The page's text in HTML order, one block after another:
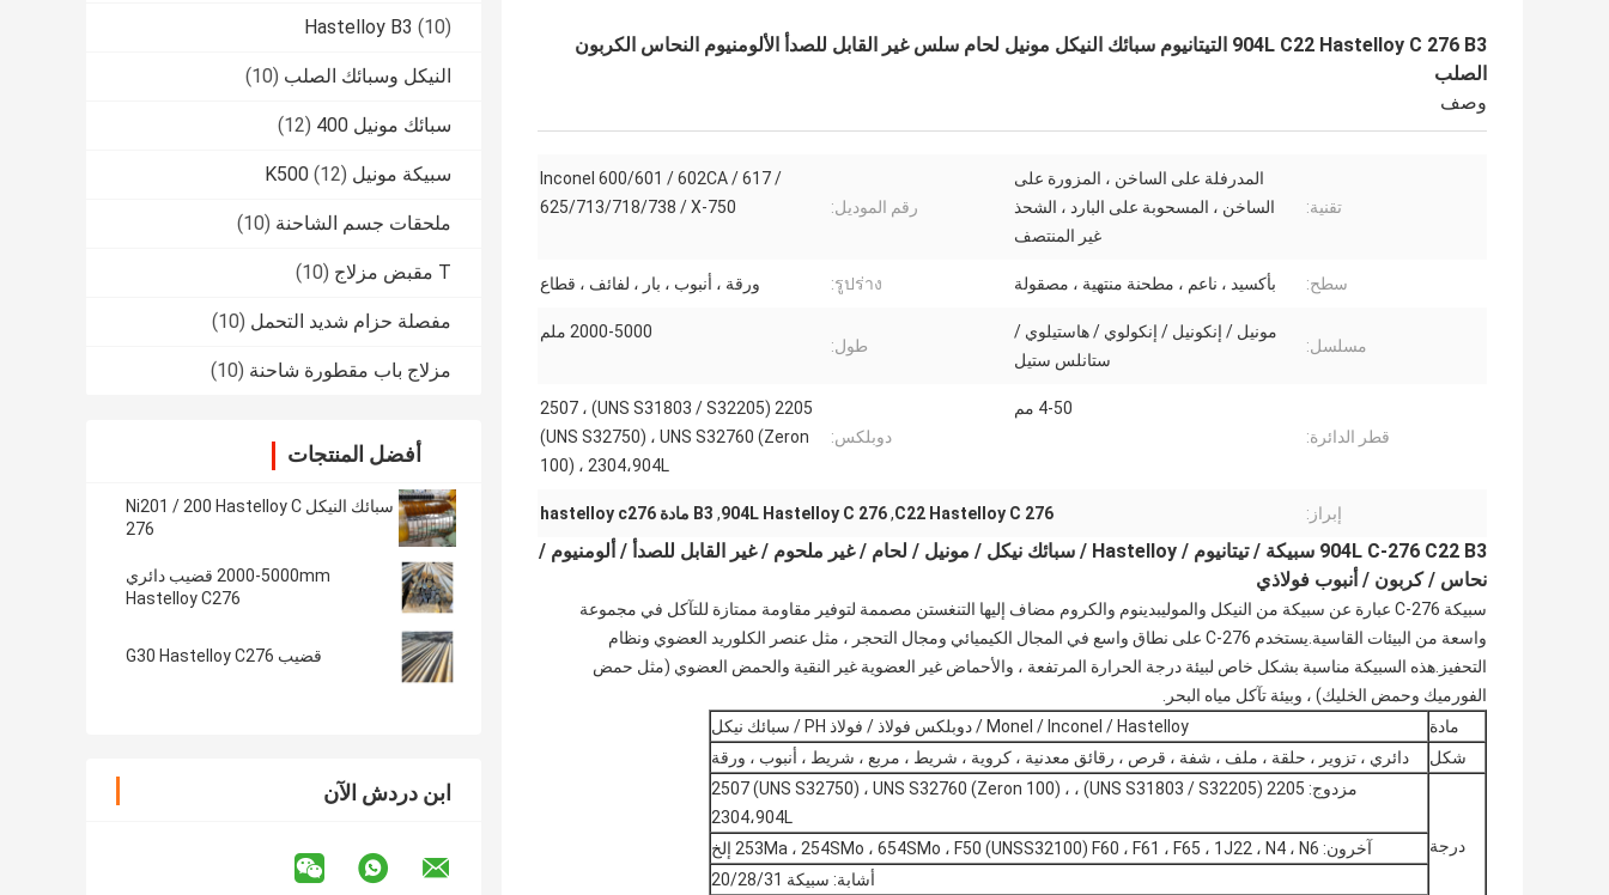
Hastelloy B3 (10)
النيكل وسبائك الصلب (10)
سبائك مونيل 400 (12)
سبيكة مونيل K500 (12)
ملحقات جسم الشاحنة (10)
T مقبض مزلاج (10)
مفصلة حزام شديد التحمل (10)
مزلاج باب مقطورة شاحنة (10)
أفضل المنتجات
سبائك النيكل Ni201 / 200 Hastelloy C
276
2000-5000mm قضيب دائري
Hastelloy C276
قضيب G30 Hastelloy C276
ابن دردش الآن
904L C22 Hastelloy C 276 B3 التيتانيوم سبائك النيكل مونيل لحام سلس غير القابل للصدأ الألومنيوم النحاس الكربون
الصلب
وصف
تقنية:
المدرفلة على الساخن ، المزورة على
الساخن ، المسحوبة على البارد ، الشحذ
غير المنتصف
رقم الموديل:
Inconel 600/601 / 602CA / 617 /
625/713/718/738 / X-750
سطح: بأكسيد ، ناعم ، مطحنة منتهية ، مصقولة รูปร่าง: ورقة ، أنبوب ، بار ، لفائف ، قطاع
مسلسل:
مونيل / إنكونيل / إنكولوي / هاستيلوي /
ستانلس ستيل
طول:
2000-5000 ملم
قطر الدائرة:
4-50 مم
دوبلكس:
2205 (UNS S31803 / S32205) ، 2507
(UNS S32750) ، UNS S32760 (Zeron
100) ، 2304،904L
إبراز: C22 Hastelloy C 276
,
904L Hastelloy C 276
, B3 مادة hastelloy c276
904L C-276 C22 B3 سبيكة / تيتانيوم / Hastelloy / سبائك نيكل / مونيل / لحام / غير ملحوم / غير القابل للصدأ / ألومنيوم /
نحاس / كربون / أنبوب فولاذي
سبيكة C-276 عبارة عن سبيكة من النيكل والموليبدينوم والكروم مضاف إليها التنغستن مصممة لتوفير مقاومة ممتازة للتآكل في مجموعة
واسعة من البيئات القاسية.يستخدم C-276 على نطاق واسع في المجال الكيميائي ومجال التحجر ، مثل عنصر الكلوريد العضوي ونظام
التحفيز.هذه السبيكة مناسبة بشكل خاص لبيئة درجة الحرارة المرتفعة ، والأحماض غير العضوية غير النقية والحمض العضوي (مثل حمض
الفورميك وحمض الخليك) ، وبيئة تآكل مياه البحر.
مادة
Monel / Inconel / Hastelloy / دوبلكس فولاذ / فولاذ PH / سبائك نيكل
شكل
دائري ، تزوير ، حلقة ، ملف ، شفة ، قرص ، رقائق معدنية ، كروية ، شريط ، مربع ، شريط ، أنبوب ، ورقة
درجة
مزدوج: 2205 (UNS S31803 / S32205) ، 2507 (UNS S32750) ، UNS S32760 (Zeron 100) ،
2304،904L
آخرون: 253Ma ، 254SMo ، 654SMo ، F50 (UNSS32100) F60 ، F61 ، F65 ، 1J22 ، N4 ، N6 إلخ
أشابة: سبيكة 20/28/31